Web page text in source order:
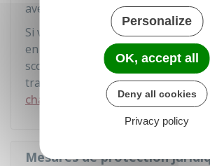
avec votre enfant.
Si votre enfant ne peut pas
en commun pour se rendre à son
scolaire, il peut bénéficier d'autres
transport dont les frais peuvent
charge
Mesures de protection
Personalize
OK, accept all
Deny all cookies
Privacy policy